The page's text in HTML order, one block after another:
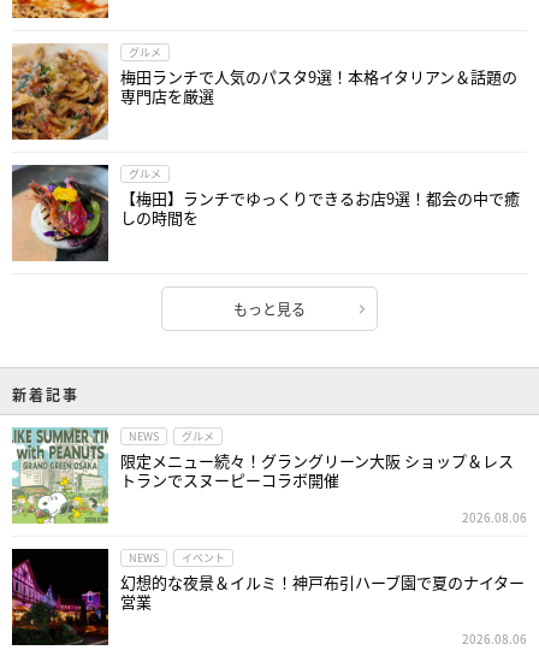
グルメ
梅田ランチで人気のパスタ9選！本格イタリアン＆話題の
専門店を厳選
グルメ
【梅田】ランチでゆっくりできるお店9選！都会の中で癒
しの時間を
もっと見る
新着記事
NEWS グルメ
限定メニュー続々！グラングリーン大阪 ショップ＆レス
トランでスヌーピーコラボ開催
2026.08.06
NEWS イベント
幻想的な夜景＆イルミ！神戸布引ハーブ園で夏のナイター
営業
2026.08.06